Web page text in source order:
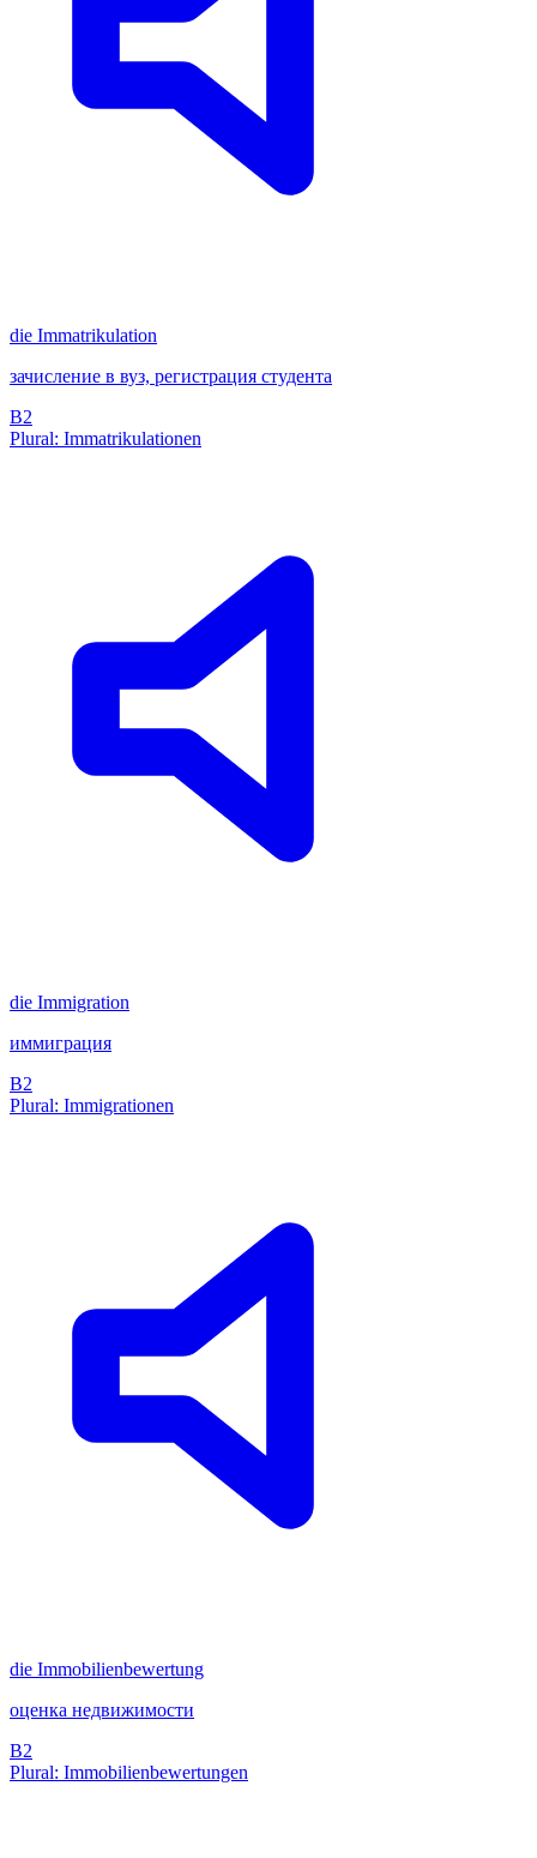
die Immatrikulation
зачисление в вуз, регистрация студента
B2
Plural: Immatrikulationen
die Immigration
иммиграция
B2
Plural: Immigrationen
die Immobilienbewertung
оценка недвижимости
B2
Plural: Immobilienbewertungen